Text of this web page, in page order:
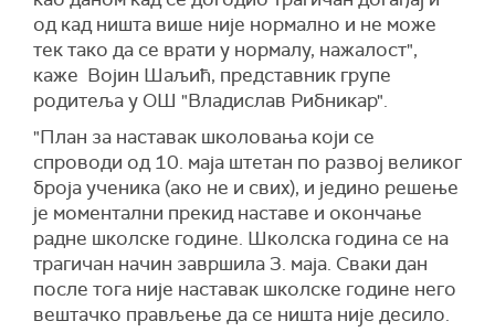
од кад ништа више није нормално и не може
тек тако да се врати у нормалу, нажалост",
каже Војин Шаљић, представник групе
родитеља у ОШ "Владислав Рибникар".
"План за наставак школовања који се
спроводи од 10. маја штетан по развој великог
броја ученика (ако не и свих), и једино решење
је моментални прекид наставе и окончање
радне школске године. Школска година се на
трагичан начин завршила 3. маја. Сваки дан
после тога није наставак школске године него
вештачко прављење да се ништа није десило.